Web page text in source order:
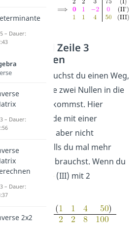
Zeile 1 und Zeile 3
subtrahieren
Als nächstes suchst du einen Weg,
mit dem du die zwei Nullen in die
letzte Zeile bekommst. Hier
findest du beide mit einer
Rechnung. Sei aber nicht
überrascht, falls du mal mehr
Schritte dafür brauchst. Wenn du
diedritte Zeile(III) mit 2
multiplizierst
– Dauer:
– Dauer:
– Dauer:
2x2